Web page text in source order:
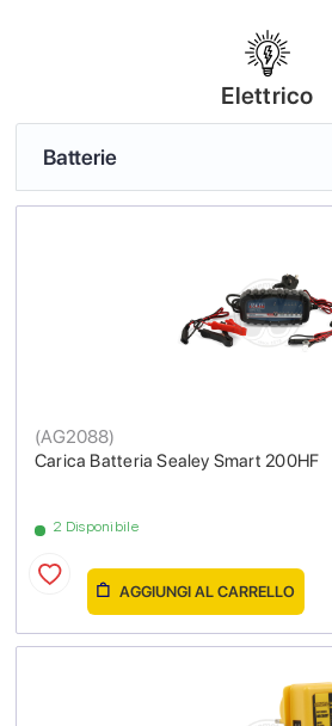
Elettrico
Batterie
Carica Batteria Sealey Smart 200HF
(AG2088)
2 Disponibile
AGGIUNGI AL CARRELLO